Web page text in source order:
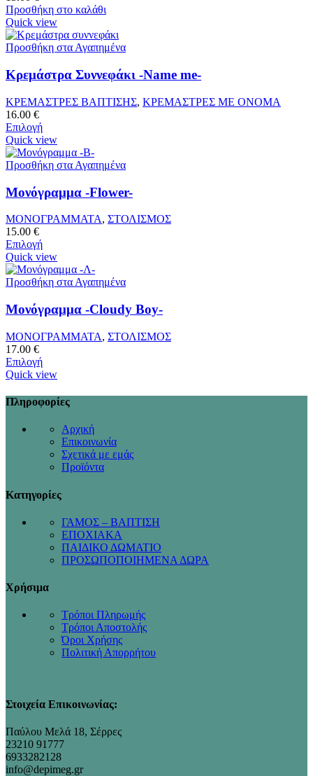
Προσθήκη στο καλάθι
Quick view
Προσθήκη στα Αγαπημένα
Κρεμάστρα Συννεφάκι -Name me-
ΚΡΕΜΑΣΤΡΕΣ ΒΑΠΤΙΣΗΣ, ΚΡΕΜΑΣΤΡΕΣ ΜΕ ΟΝΟΜΑ
16.00 €
Επιλογή
Quick view
Προσθήκη στα Αγαπημένα
Μονόγραμμα -Flower-
ΜΟΝΟΓΡΑΜΜΑΤΑ, ΣΤΟΛΙΣΜΟΣ
15.00 €
Επιλογή
Quick view
Προσθήκη στα Αγαπημένα
Μονόγραμμα -Cloudy Boy-
ΜΟΝΟΓΡΑΜΜΑΤΑ, ΣΤΟΛΙΣΜΟΣ
17.00 €
Επιλογή
Quick view
Πληροφορίες
Αρχική
Επικοινωνία
Σχετικά με εμάς
Προϊόντα
Κατηγορίες
ΓΑΜΟΣ – ΒΑΠΤΙΣΗ
ΕΠΟΧΙΑΚΑ
ΠΑΙΔΙΚΟ ΔΩΜΑΤΙΟ
ΠΡΟΣΩΠΟΠΟΙΗΜΕΝΑ ΔΩΡΑ
Χρήσιμα
Τρόποι Πληρωμής
Τρόποι Αποστολής
Όροι Χρήσης
Πολιτική Απορρήτου
Στοιχεία Επικοινωνίας:
Παύλου Μελά 18, Σέρρες
23210 91777
6933282128
info@depimeg.gr